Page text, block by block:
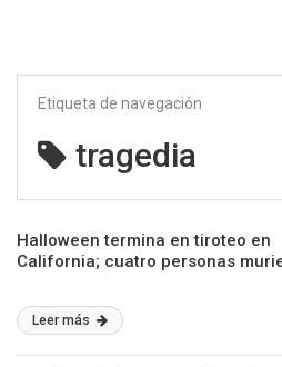
Etiqueta de navegación
tragedia
Halloween termina en tiroteo en
California; cuatro personas
Leer más